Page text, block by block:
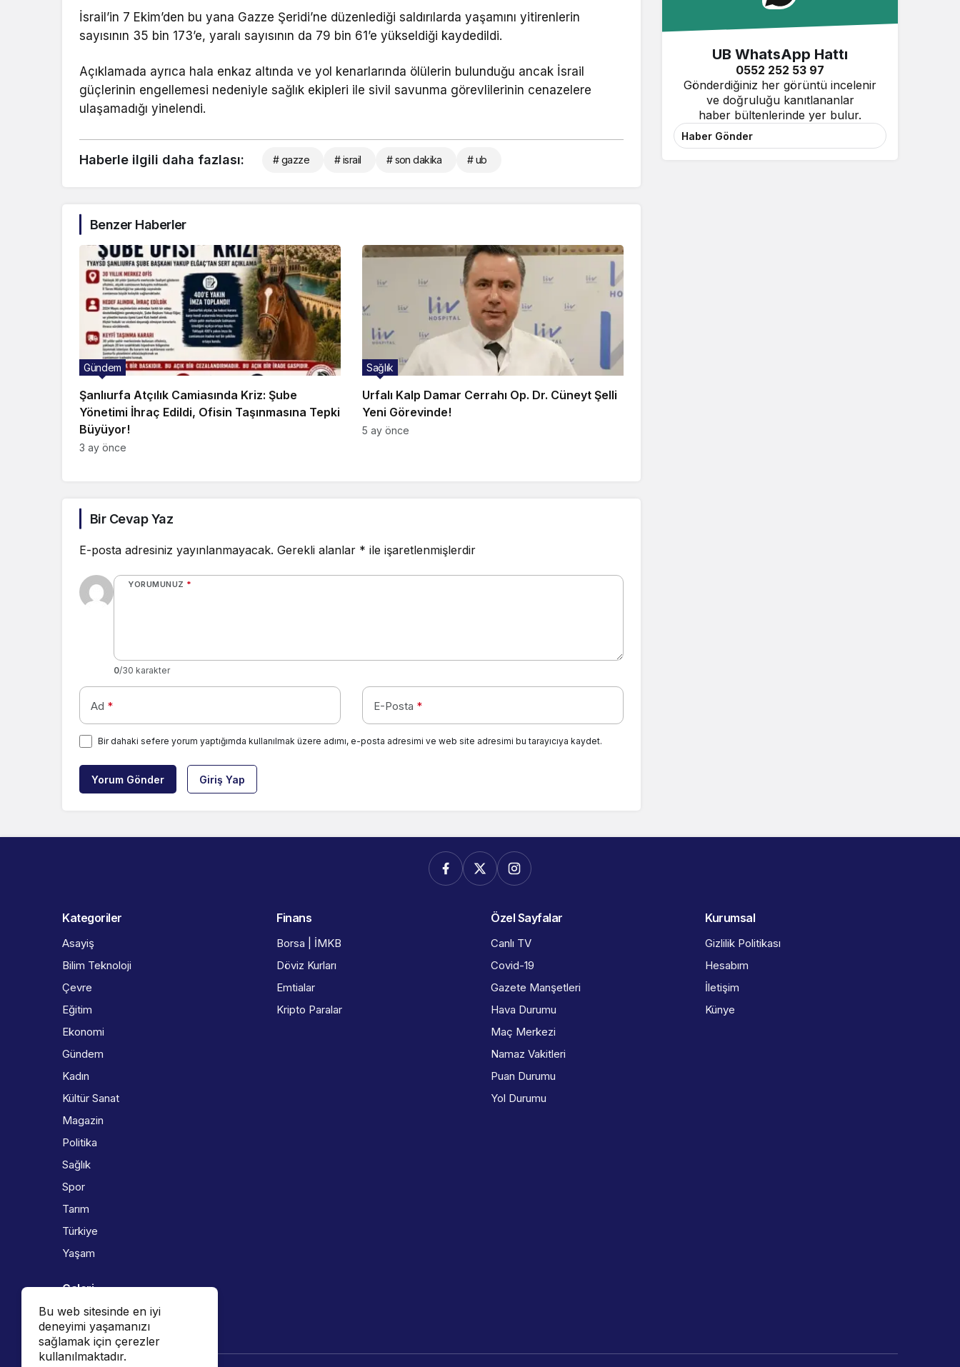
İsrail’in 7 Ekim’den bu yana Gazze Şeridi’ne düzenlediği saldırılarda yaşamını yitirenlerin
sayısının 35 bin 173’e, yaralı sayısının da 79 bin 61’e yükseldiği kaydedildi.
Açıklamada ayrıca hala enkaz altında ve yol kenarlarında ölülerin bulunduğu ancak İsrail
güçlerinin engellemesi nedeniyle sağlık ekipleri ile sivil savunma görevlilerinin cenazelere
ulaşamadığı yinelendi.
Haberle ilgili daha fazlası: # gazze # israil # son dakika # ub
Benzer Haberler
Şanlıurfa Atçılık Camiasında Kriz: Şube
Yönetimi İhraç Edildi, Ofisin Taşınmasına Tepki
Büyüyor!
Gündem
3 ay önce
Urfalı Kalp Damar Cerrahı Op. Dr. Cüneyt Şelli
Yeni Görevinde!
Sağlık
5 ay önce
Bir Cevap Yaz
E-posta adresiniz yayınlanmayacak. Gerekli alanlar * ile işaretlenmişlerdir
YORUMUNUZ *
0/30 karakter
Ad * E-Posta *
Bir dahaki sefere yorum yaptığımda kullanılmak üzere adımı, e-posta adresimi ve web site adresimi bu tarayıcıya kaydet.
Yorum Gönder Giriş Yap
UB WhatsApp Hattı
0552 252 53 97
Gönderdiğiniz her görüntü incelenir
ve doğruluğu kanıtlananlar
haber bültenlerinde yer bulur.
Haber Gönder
Bu web sitesinde en iyi
deneyimi yaşamanızı
sağlamak için çerezler
kullanılmaktadır.
Kategoriler
Asayiş
Bilim Teknoloji
Çevre
Eğitim
Ekonomi
Gündem
Kadın
Kültür Sanat
Magazin
Politika
Sağlık
Spor
Tarım
Türkiye
Yaşam
Finans
Borsa | İMKB
Döviz Kurları
Emtialar
Kripto Paralar
Özel Sayfalar
Canlı TV
Covid-19
Gazete Manşetleri
Hava Durumu
Maç Merkezi
Namaz Vakitleri
Puan Durumu
Yol Durumu
Kurumsal
Gizlilik Politikası
Hesabım
İletişim
Künye
Galeri
Foto Galeri
Video Galeri